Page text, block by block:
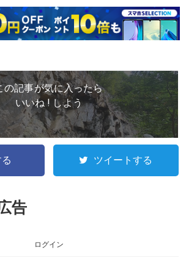
の記事が気に入ったら
いいね ! しよう
ツイートする
告
ログイン